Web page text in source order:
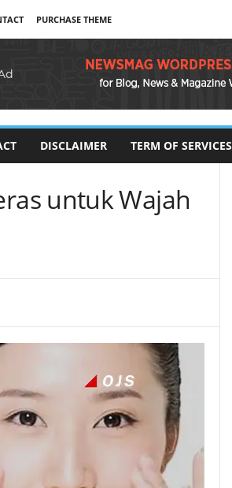
PURCHASE THEME
DISCLAIMER TERM OF SERVICES
untuk Wajah